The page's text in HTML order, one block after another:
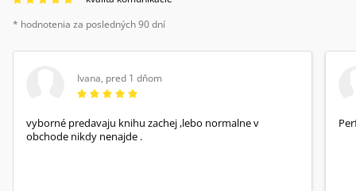
* hodnotenia za posledných 90 dní
Ivana, pred 1 dňom
vyborné predavaju knihu zachej ,lebo normalne v
obchode nikdy nenajde .